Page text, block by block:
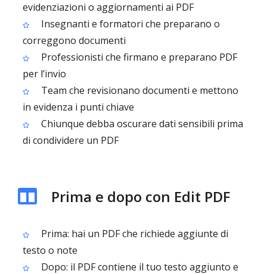
evidenziazioni o aggiornamenti ai PDF
Insegnanti e formatori che preparano o
correggono documenti
Professionisti che firmano e preparano PDF
per l’invio
Team che revisionano documenti e mettono
in evidenza i punti chiave
Chiunque debba oscurare dati sensibili prima
di condividere un PDF
Prima e dopo con Edit PDF
Prima: hai un PDF che richiede aggiunte di
testo o note
Dopo: il PDF contiene il tuo testo aggiunto e